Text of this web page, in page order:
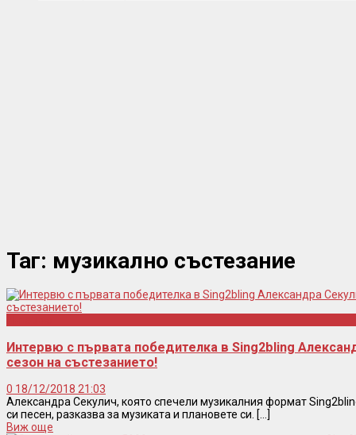
Таг: музикално състезание
Интервю с първата победителка в Sing2bling
сезон на състезанието!
0 18/12/2018 21:03
Александра Секулич, която спечели музикалния формат
си песен, разказва за музиката и плановете си. [...]
Виж още